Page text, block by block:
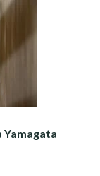
Yamagata